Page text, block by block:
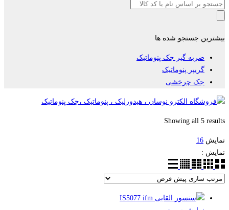
بیشترین جستجو شده ها
ضربه گیر جک پنوماتیک
گریپر پنوماتیک
جک چرخشی
Showing all 5 results
نمایش 16
نمایش :